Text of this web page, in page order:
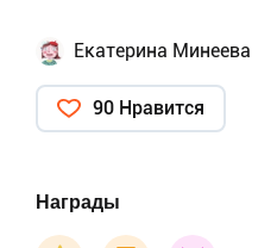
Екатерина Минеева
90 Нравится
Награды